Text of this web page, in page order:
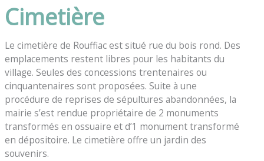
Cimetière
Le cimetière de Rouffiac est situé rue du bois rond. Des
emplacements restent libres pour les habitants du
village. Seules des concessions trentenaires ou
cinquantenaires sont proposées. Suite à une
procédure de reprises de sépultures abandonnées, la
mairie s’est rendue propriétaire de 2 monuments
transformés en ossuaire et d’1 monument transformé
en dépositoire. Le cimetière offre un jardin des
souvenirs.